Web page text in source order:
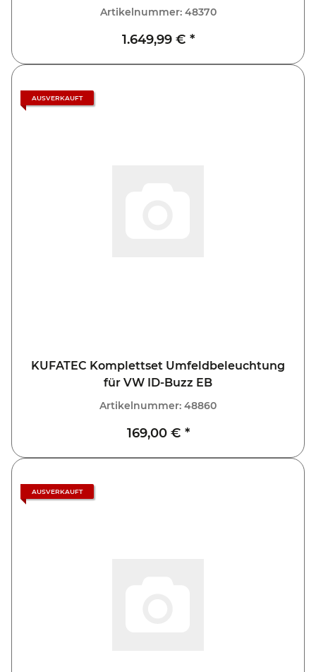
Artikelnummer: 48370
1.649,99 € *
AUSVERKAUFT
KUFATEC Komplettset Umfeldbeleuchtung
für VW ID-Buzz EB
Artikelnummer: 48860
169,00 € *
AUSVERKAUFT